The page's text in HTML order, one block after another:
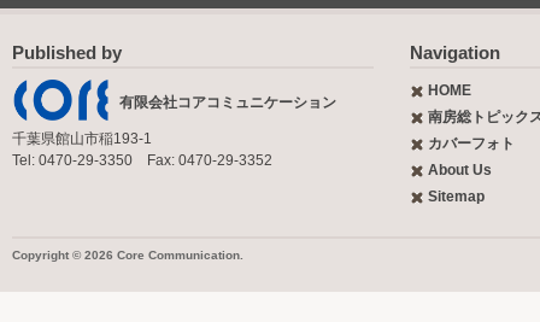
Published by
有限会社コアコミュニケーション
千葉県館山市稲193-1
Tel: 0470-29-3350 Fax: 0470-29-3352
Navigation
HOME
南房総トピック
カバーフォト
About Us
Sitemap
Copyright © 2026 Core Communication.